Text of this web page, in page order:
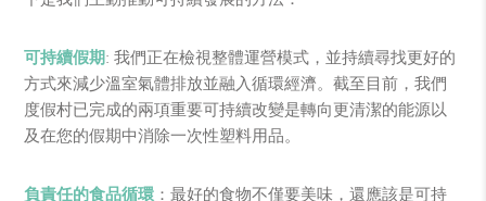
可持續假期: 我們正在檢視整體運營模式，並持續尋找更好的
方式來減少溫室氣體排放並融入循環經濟。截至目前，我們
度假村已完成的兩項重要可持續改變是轉向更清潔的能源以
及在您的假期中消除一次性塑料用品。
負責任的食品循環 ：最好的食物不僅要美味，還應該是可持